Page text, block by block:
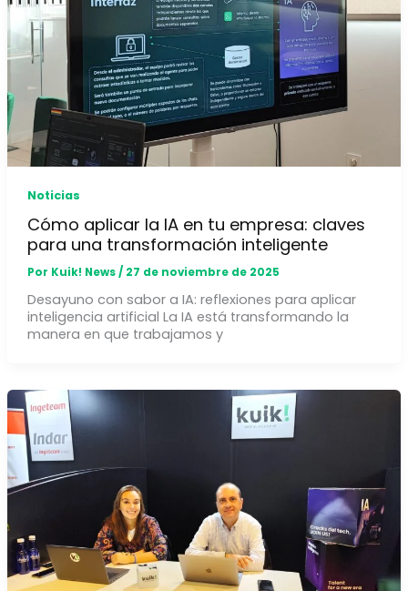
Noticias
Cómo aplicar la IA en tu empresa: claves
para una transformación inteligente
Por Kuik! News/ 27 de noviembre de 2025
Desayuno con sabor a IA: reflexiones para aplicar
inteligencia artificial La IA está transformando la
manera en que trabajamos y